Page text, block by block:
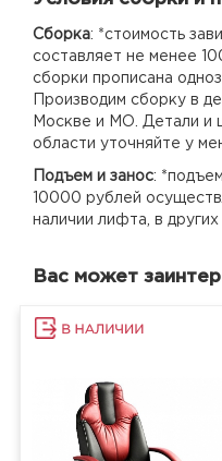
Сборка: *стоимость
составляет не менее
сборки прописана
Производим сборку в
Москве и МО. Детали и
области уточняйте у
Подъем и занос:
10000 рублей
наличии лифта, в
Вас может